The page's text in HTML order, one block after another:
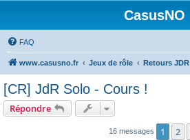
CasusNO
FAQ
www.casusno.fr Jeux de rôle Retours JDR
[CR] JdR Solo - Cours !
Répondre
16 messages 1 2